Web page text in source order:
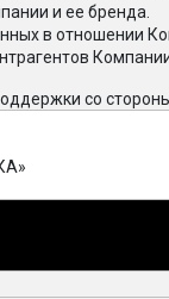
и ее бренда.
в отношении
со